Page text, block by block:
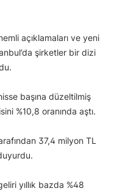
açıklamaları ve yeni
şirketler bir dizi
başına düzeltilmiş
%10,8 oranında aştı.
37,4 milyon TL
yıllık bazda %48